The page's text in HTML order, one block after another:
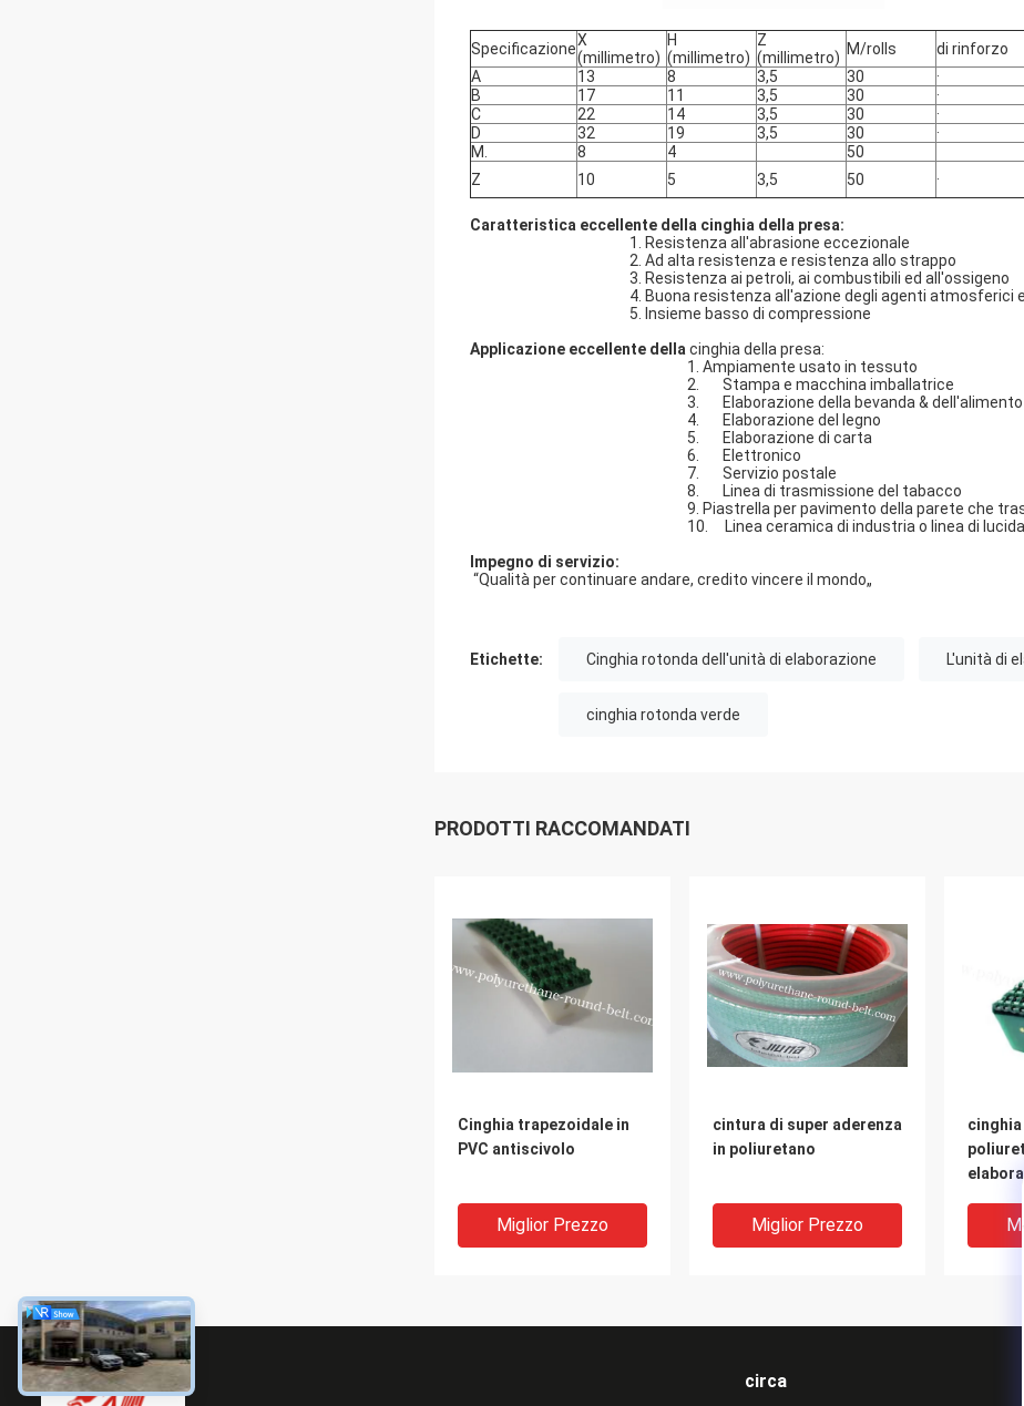
SpecificazioneX
(millimetro)
H
(millimetro)
Z
(millimetro) M/rolls di rinforzo
A
13 8 3,5 30 ·
B
17 11 3,5 30 ·
C
22 14 3,5 30 ·
D
32 19 3,5 30 ·
M.
8 4
50
Z
10 5 3,5 50 ·
Caratteristica eccellente della cinghia della presa:
1. Resistenza all'abrasione eccezionale
2. Ad alta resistenza e resistenza allo strappo
3. Resistenza ai petroli, ai combustibili ed all'ossigeno
4. Buona resistenza all'azione degli agenti atmosferici
5. Insieme basso di compressione
Applicazione eccellente della cinghia della presa:
1. Ampiamente usato in tessuto
2. Stampa e macchina imballatrice
3.
Elaborazione della bevanda & dell'alimento
4.
Elaborazione del legno
5.
Elaborazione di carta
6.
Elettronico
7. Servizio postale
8.
Linea di trasmissione del tabacco
9. Piastrella per pavimento della parete che
10.
Linea ceramica di industria o linea di
Impegno di servizio:
“Qualità per continuare andare, credito vincere il mondo„
Etichette: Cinghia rotonda dell'unità di elaborazione L'unità di
cinghia rotonda verde
PRODOTTI RACCOMANDATI
Cinghia trapezoidale in
PVC antiscivolo
Miglior Prezzo
cintura di super aderenza
in poliuretano
Miglior Prezzo
verde
durezza
circa